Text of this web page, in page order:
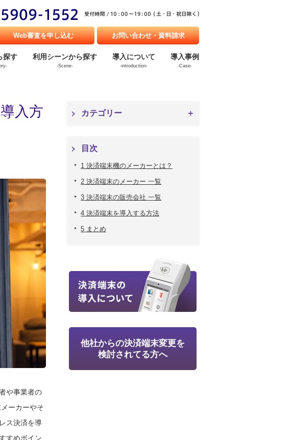
探す 利用シーンから探す
-Scene-
導入について
-introduction-
導入事例
-Case-
Web審査を申し込む お問い合わせ・資料請求
入方
や事業者の
ーカーやそ
ス決済を導
すめポイン
カテゴリー
目次
1 決済端末機のメーカーとは？
2 決済端末のメーカー 一覧
3 決済端末の販売会社 一覧
4 決済端末を導入する方法
5 まとめ
他社からの決済端末変更を
検討されてる方へ